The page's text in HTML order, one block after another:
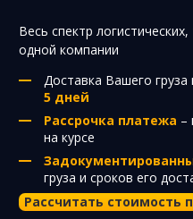
Весь спектр
одной компании
Доставка Вашего груза
5 дней
Рассрочка платежа –
на курсе
груза и сроков его
Рассчитать стоимость